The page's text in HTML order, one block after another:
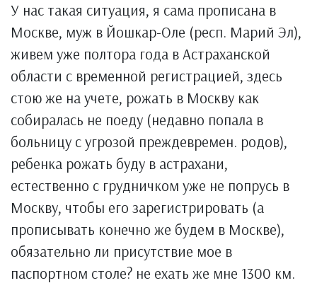
У нас такая ситуация, я сама прописана в
Москве, муж в Йошкар-Оле (респ. Марий Эл),
живем уже полтора года в Астраханской
области с временной регистрацией, здесь
стою же на учете, рожать в Москву как
собиралась не поеду (недавно попала в
больницу с угрозой преждевремен. родов),
ребенка рожать буду в астрахани,
естественно с грудничком уже не попрусь в
Москву, чтобы его зарегистрировать (а
прописывать конечно же будем в Москве),
обязательно ли присутствие мое в
паспортном столе? не ехать же мне 1300 км.